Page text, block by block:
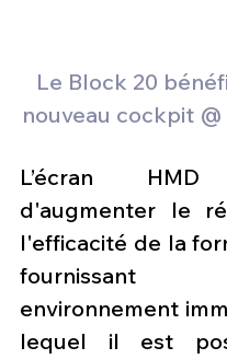
Le Block 20
nouveau cockpit
L’écran
d'augmenter le
l'efficacité de la
environnement
lequel il est